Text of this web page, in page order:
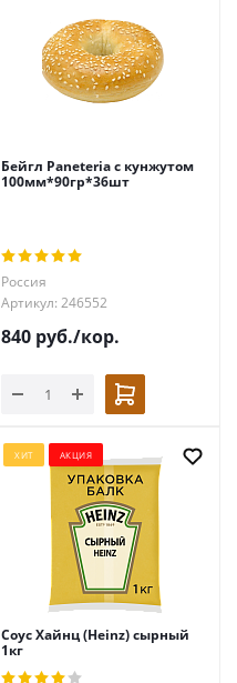
Бейгл Paneteria с кунжутом
100мм*90гр*36шт
Россия
Артикул: 246552
840 руб./кор.
ХИТ АКЦИЯ
Соус Хайнц (Heinz) сырный
1кг